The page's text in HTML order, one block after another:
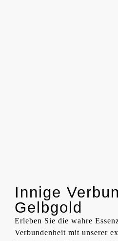
Innige
Gelbgold
Erleben Sie die wahre
Verbundenheit mit unserer